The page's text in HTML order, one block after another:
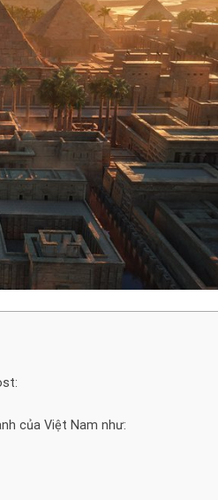
của Việt Nam như: